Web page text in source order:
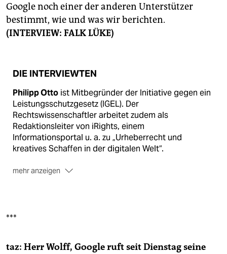
Google noch einer der anderen Unterstützer
bestimmt, wie und was wir berichten.
(INTERVIEW: FALK LÜKE)
DIE INTERVIEWTEN
Philipp Otto ist Mitbegründer der Initiative gegen ein
Leistungsschutzgesetz (IGEL). Der
Rechtswissenschaftler arbeitet zudem als
Redaktionsleiter von iRights, einem
Informationsportal u. a. zu „Urheberrecht und
kreatives Schaffen in der digitalen Welt“.
mehr anzeigen
Der Jurist arbeitete bis 1999 für die Fachzeitschrift
Bildung der deutschen Zeitungsverlage.
***
taz: Herr Wolff, Google ruft seit Dienstag seine